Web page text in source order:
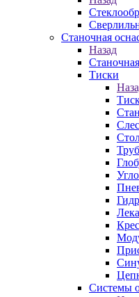
Станочная
Назад
Тиски
Системы